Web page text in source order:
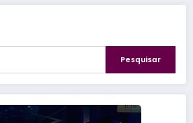
Pesquisar